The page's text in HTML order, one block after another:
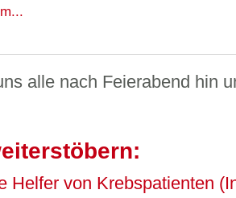
alle nach Feierabend hin
Helfer von Krebspatienten